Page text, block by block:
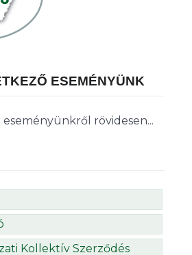
ESEMÉNYÜNK
rövidesen...
Kollektív Szerződés